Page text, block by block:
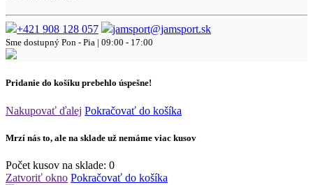
+421 908 128 057 jamsport@jamsport.sk
Sme dostupný Pon - Pia | 09:00 - 17:00
Pridanie do košíku prebehlo úspešne!
Nakupovať ďalej Pokračovať do košíka
Mrzí nás to, ale na sklade už nemáme viac kusov
Počet kusov na sklade: 0
Zatvoriť okno Pokračovať do košíka